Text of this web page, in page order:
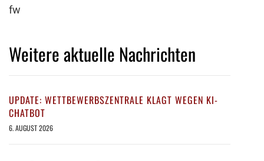
fw
Weitere aktuelle Nachrichten
UPDATE: WETTBEWERBSZENTRALE KLAGT WEGEN KI-
CHATBOT
6. AUGUST 2026